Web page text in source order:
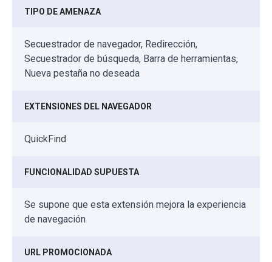
TIPO DE AMENAZA
Secuestrador de navegador, Redirección,
Secuestrador de búsqueda, Barra de herramientas,
Nueva pestaña no deseada
EXTENSIONES DEL NAVEGADOR
QuickFind
FUNCIONALIDAD SUPUESTA
Se supone que esta extensión mejora la experiencia
de navegación
URL PROMOCIONADA